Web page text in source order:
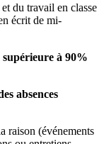
du travail en classe
écrit de mi-
supérieure à 90%
absences
raison (événements